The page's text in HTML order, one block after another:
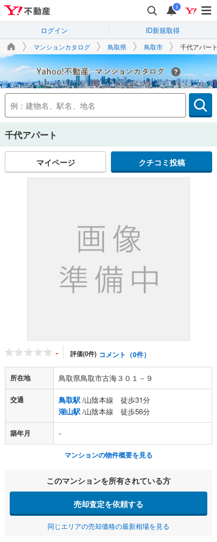
i
ログイン ID新規取得
マンションカタログ 鳥取県 鳥取市 千代アパー
Yahoo!不動産
千代アパート
マイページ クチコミ投稿
- 評価(0件) コメント（0件）
所在地 鳥取県鳥取市古海３０１－９
交通 鳥取駅/山陰本線 徒歩31分
湖山駅/山陰本線 徒歩56分
築年月 -
マンションの物件概要を見る
このマンションを所有されている方
売却査定を依頼する
同じエリアの売却価格の最新相場を見る